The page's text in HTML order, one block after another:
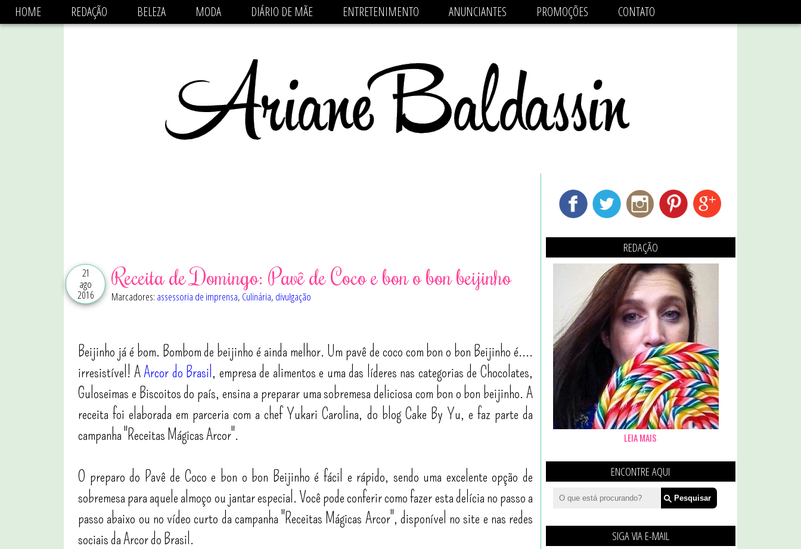
async='async' data-ad-client='ca-pub-1470782825684808' src='https://pagead2.googlesyndication.com/pagead/js/adsbygoogle.js'/>
HOME REDAÇÃO BELEZA MODA DIÁRIO DE MÃE ENTRETENIMENTO ANUNCIANTES PROMOÇÕES CONTATO
21
ago
2016
Receita de Domingo: Pavê de Coco e bon o bon beijinho
Marcadores: assessoria de imprensa, Culinária, divulgação
Beijinho já é bom. Bombom de beijinho é ainda melhor. Um pavê de coco com bon o bon Beijinho é....
irresistível! AArcor do Brasil, empresa de alimentos e uma das líderes nas categorias de Chocolates,
Guloseimas e Biscoitos do país, ensina a preparar uma sobremesa deliciosa com bon o bon beijinho. A
receita foi elaborada em parceria com a chef Yukari Carolina, do blog Cake By Yu, e faz parte da
campanha "Receitas Mágicas Arcor".
O preparo do Pavê de Coco e bon o bon Beijinho é fácil e rápido, sendo uma excelente opção de
sobremesa para aquele almoço ou jantar especial. Você pode conferir como fazer esta delícia no passo a
passo abaixo ou no vídeo curto da campanha "Receitas Mágicas Arcor", disponível no site e nas redes
sociais da Arcor do Brasil.
REDAÇÃO
LEIA MAIS
ENCONTRE AQUI
SIGA VIA E-MAIL